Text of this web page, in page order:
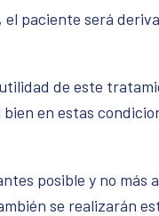
el paciente será
de este
en estas
posible y no
se realizarán